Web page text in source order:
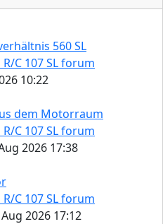
560 SL
C 107 SL forum
10:22
dem Motorraum
C 107 SL forum
2026 17:38
C 107 SL forum
2026 17:12